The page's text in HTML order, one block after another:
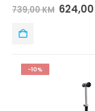
out of 5
739,00KM 624,00
-10%